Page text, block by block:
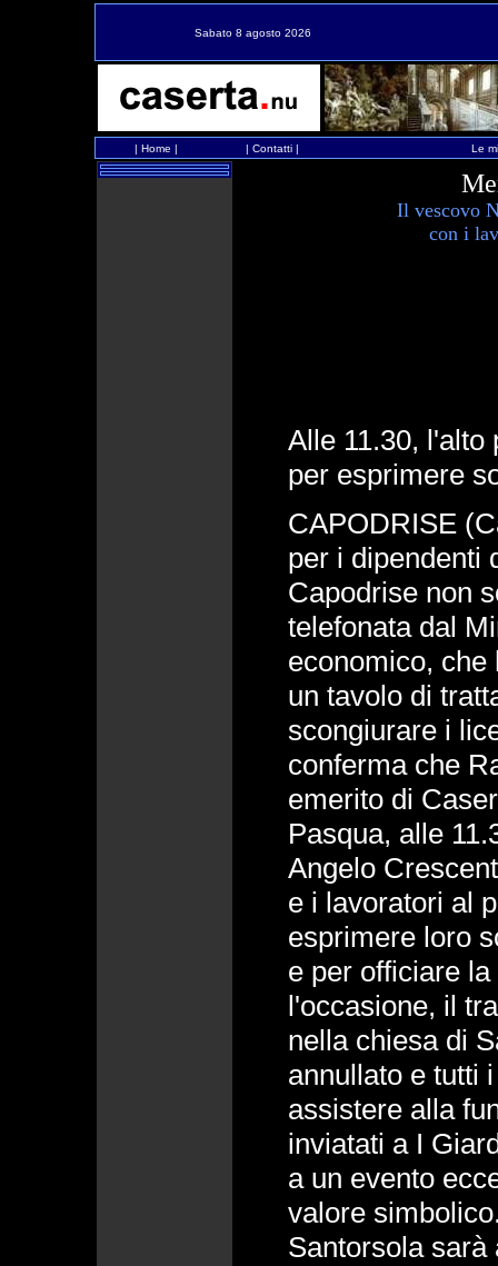
Sabato 8 agosto 2026
| Home | | Contatti| Le
Il vescovo
con i
Alle 11.30, l'alto
per esprimere
CAPODRISE
per i dipendenti
Capodrise non
telefonata dal
economico, che
un tavolo di
scongiurare i
conferma che
emerito di
Pasqua, alle
Angelo
e i lavoratori al
esprimere loro
e per officiare
l'occasione, il
nella chiesa di
annullato e tutti
assistere alla
inviatati a I
a un evento
valore
Santorsola sarà